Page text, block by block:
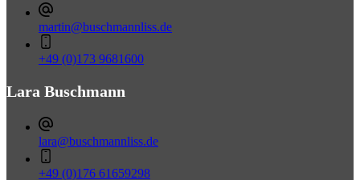
martin@buschmannliss.de
+49 (0)173 9681600‬‬‬
Lara Buschmann
lara@buschmannliss.de
+49 (0)176 61659298